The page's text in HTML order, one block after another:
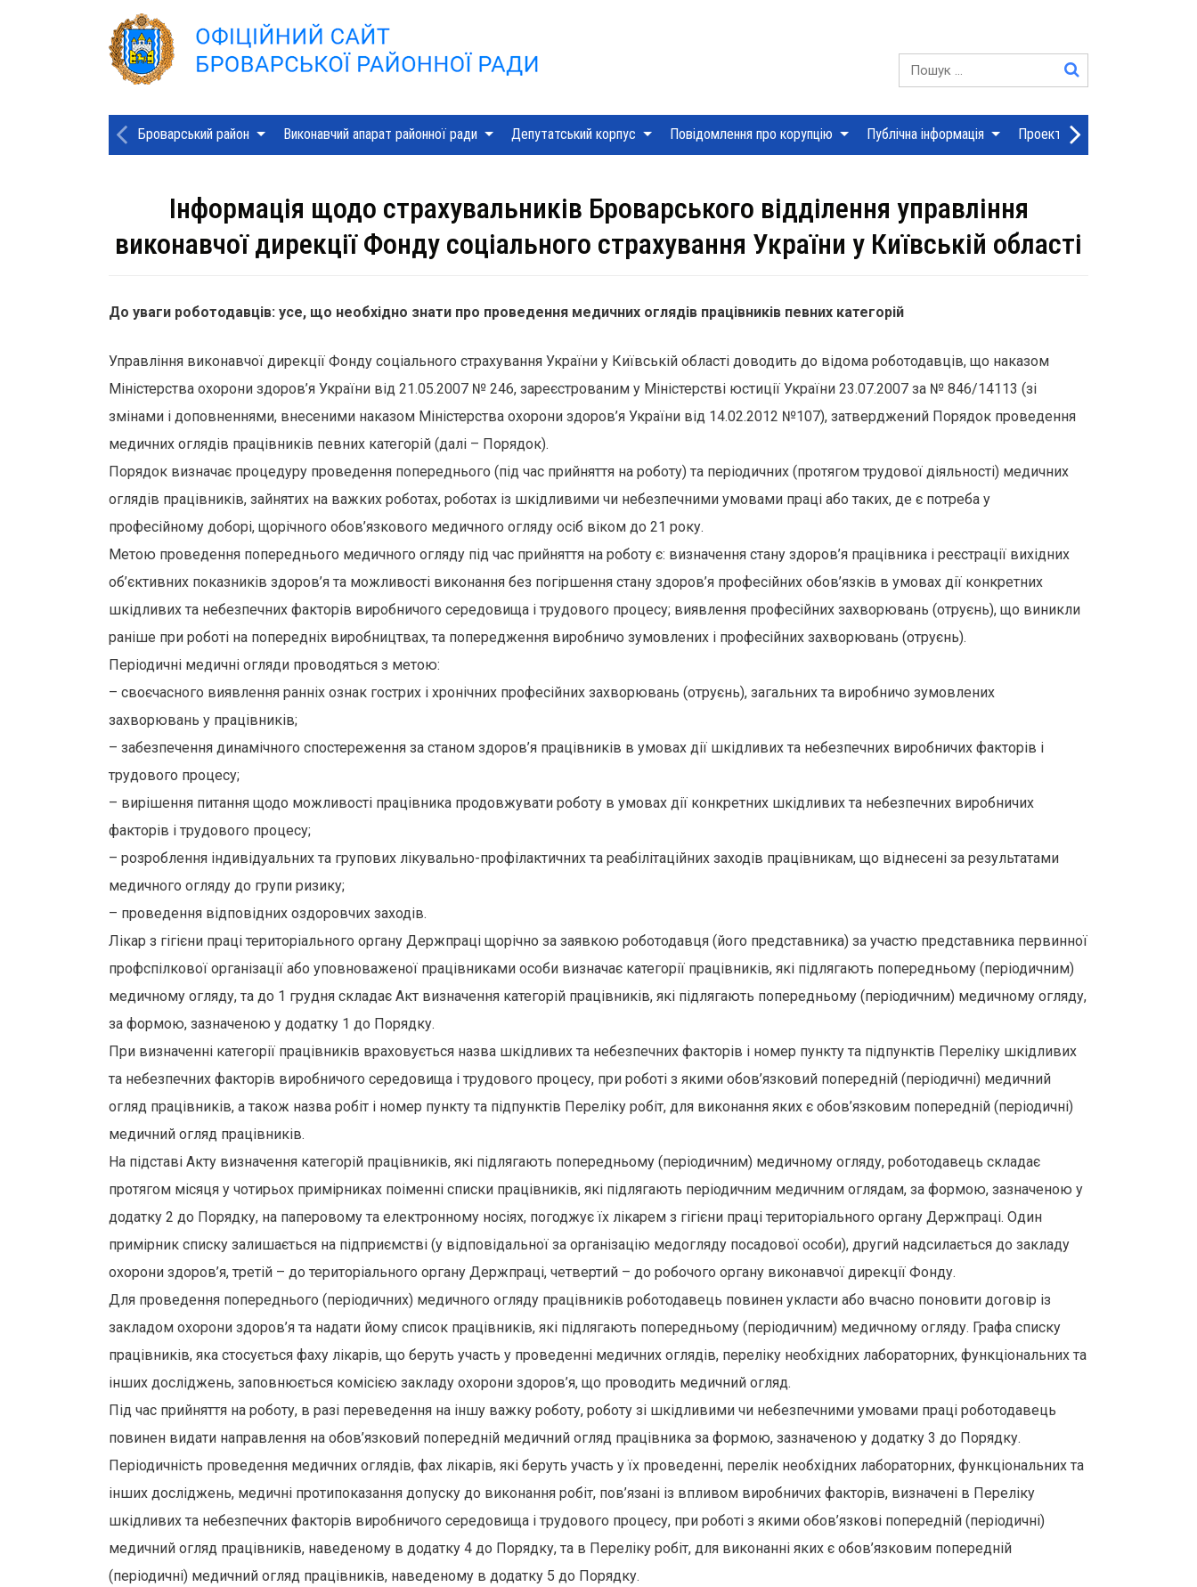
Броварський район Виконавчий апарат районної ради Депутатський корпус Повідомлення про корупцію Публічна інформація Проекти рішень сесій
Інформація щодо страхувальників Броварського відділення управління
виконавчої дирекції Фонду соціального страхування України у Київській області
До уваги роботодавців: усе, що необхідно знати про проведення медичних оглядів працівників певних категорій
Управління виконавчої дирекції Фонду соціального страхування України у Київській області доводить до відома роботодавців, що наказом
Міністерства охорони здоров’я України від 21.05.2007 № 246, зареєстрованим у Міністерстві юстиції України 23.07.2007 за № 846/14113 (зі
змінами і доповненнями, внесеними наказом Міністерства охорони здоров’я України від 14.02.2012 №107), затверджений Порядок проведення
медичних оглядів працівників певних категорій (далі – Порядок).
Порядок визначає процедуру проведення попереднього (під час прийняття на роботу) та періодичних (протягом трудової діяльності) медичних
оглядів працівників, зайнятих на важких роботах, роботах із шкідливими чи небезпечними умовами праці або таких, де є потреба у
професійному доборі, щорічного обов’язкового медичного огляду осіб віком до 21 року.
Метою проведення попереднього медичного огляду під час прийняття на роботу є: визначення стану здоров’я працівника і реєстрації вихідних
об’єктивних показників здоров’я та можливості виконання без погіршення стану здоров’я професійних обов’язків в умовах дії конкретних
шкідливих та небезпечних факторів виробничого середовища і трудового процесу; виявлення професійних захворювань (отруєнь), що виникли
раніше при роботі на попередніх виробництвах, та попередження виробничо зумовлених і професійних захворювань (отруєнь).
Періодичні медичні огляди проводяться з метою:
– своєчасного виявлення ранніх ознак гострих і хронічних професійних захворювань (отруєнь), загальних та виробничо зумовлених
захворювань у працівників;
– забезпечення динамічного спостереження за станом здоров’я працівників в умовах дії шкідливих та небезпечних виробничих факторів і
трудового процесу;
– вирішення питання щодо можливості працівника продовжувати роботу в умовах дії конкретних шкідливих та небезпечних виробничих
факторів і трудового процесу;
– розроблення індивідуальних та групових лікувально-профілактичних та реабілітаційних заходів працівникам, що віднесені за результатами
медичного огляду до групи ризику;
– проведення відповідних оздоровчих заходів.
Лікар з гігієни праці територіального органу Держпраці щорічно за заявкою роботодавця (його представника) за участю представника первинної
профспілкової організації або уповноваженої працівниками особи визначає категорії працівників, які підлягають попередньому (періодичним)
медичному огляду, та до 1 грудня складає Акт визначення категорій працівників, які підлягають попередньому (періодичним) медичному огляду,
за формою, зазначеною у додатку 1 до Порядку.
При визначенні категорії працівників враховується назва шкідливих та небезпечних факторів і номер пункту та підпунктів Переліку шкідливих
та небезпечних факторів виробничого середовища і трудового процесу, при роботі з якими обов’язковий попередній (періодичні) медичний
огляд працівників, а також назва робіт і номер пункту та підпунктів Переліку робіт, для виконання яких є обов’язковим попередній (періодичні)
медичний огляд працівників.
На підставі Акту визначення категорій працівників, які підлягають попередньому (періодичним) медичному огляду, роботодавець складає
протягом місяця у чотирьох примірниках поіменні списки працівників, які підлягають періодичним медичним оглядам, за формою, зазначеною у
додатку 2 до Порядку, на паперовому та електронному носіях, погоджує їх лікарем з гігієни праці територіального органу Держпраці. Один
примірник списку залишається на підприємстві (у відповідальної за організацію медогляду посадової особи), другий надсилається до закладу
охорони здоров’я, третій – до територіального органу Держпраці, четвертий – до робочого органу виконавчої дирекції Фонду.
Для проведення попереднього (періодичних) медичного огляду працівників роботодавець повинен укласти або вчасно поновити договір із
закладом охорони здоров’я та надати йому список працівників, які підлягають попередньому (періодичним) медичному огляду. Графа списку
працівників, яка стосується фаху лікарів, що беруть участь у проведенні медичних оглядів, переліку необхідних лабораторних, функціональних та
інших досліджень, заповнюється комісією закладу охорони здоров’я, що проводить медичний огляд.
Під час прийняття на роботу, в разі переведення на іншу важку роботу, роботу зі шкідливими чи небезпечними умовами праці роботодавець
повинен видати направлення на обов’язковий попередній медичний огляд працівника за формою, зазначеною у додатку 3 до Порядку.
Періодичність проведення медичних оглядів, фах лікарів, які беруть участь у їх проведенні, перелік необхідних лабораторних, функціональних та
інших досліджень, медичні протипоказання допуску до виконання робіт, пов’язані із впливом виробничих факторів, визначені в Переліку
шкідливих та небезпечних факторів виробничого середовища і трудового процесу, при роботі з якими обов’язкові попередній (періодичні)
медичний огляд працівників, наведеному в додатку 4 до Порядку, та в Переліку робіт, для виконанні яких є обов’язковим попередній
(періодичні) медичний огляд працівників, наведеному в додатку 5 до Порядку.